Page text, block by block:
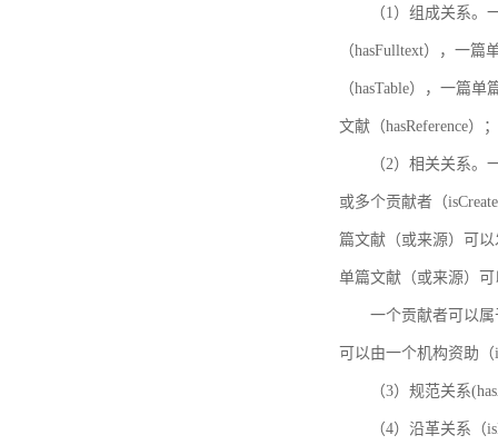
（1）组成关系
（hasFulltext），一
（hasTable），一篇
文献（hasReference）；
（2）相关关系
或多个贡献者（
篇文献（或来源）可
单篇文献（或来源）可
一个贡献者可以
可以由一个机构资助（
（3）规范关系
（4）沿革关系